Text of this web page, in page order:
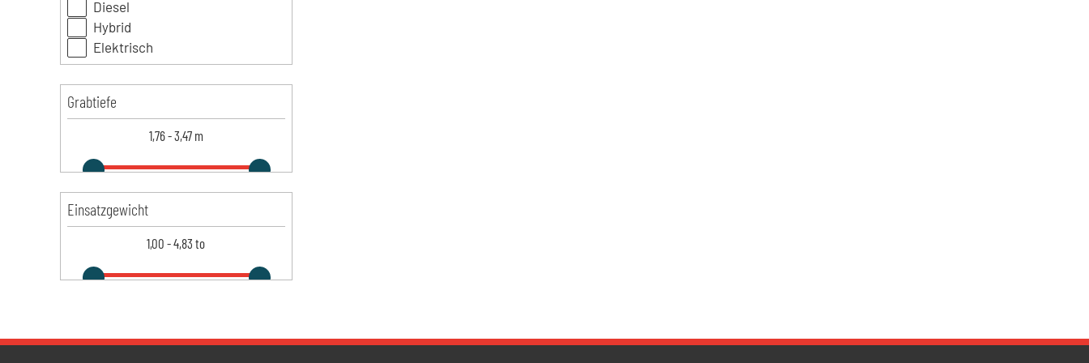
Diesel
Hybrid
Elektrisch
Grabtiefe
1,76-3,47 m
Einsatzgewicht
1,00 -4,83 to